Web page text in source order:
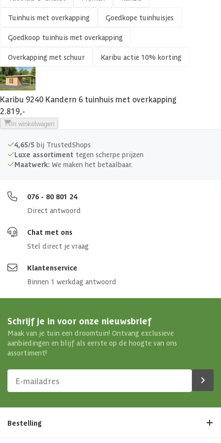
4010090092409
Veranda
Glassoort
Soort dak Massief
Breedte binnenmaat
Diepte binnenmaat
Dakoppervlakte
Dakdikte
Aantal deuren
Houtbehandeling wanden
Afwerking
Doorloophoogte
Tuinhuis met overkapping Goedkope tuinhuisjes
Goedkoop tuinhuis met overkapping
Overkapping met schuur Karibu actie 10% korting
Karibu 9240 Kandern 6 tuinhuis met overkapping
2.819,-
In winkelwagen
4,65/5 bij TrustedShops
Luxe assortiment tegen scherpe prijzen
Maatwerk: We maken het betaalbaar.
076 - 80 801 24
Direct antwoord
Chat met ons
Stel direct je vraag
Klantenservice
Binnen 1 werkdag antwoord
Schrijf je in voor onze nieuwsbrief
Maak van je tuin een droomtuin! Ontvang exclusieve
aanbiedingen en blijf als eerste op de hoogte van ons
assortiment!
Bestelling